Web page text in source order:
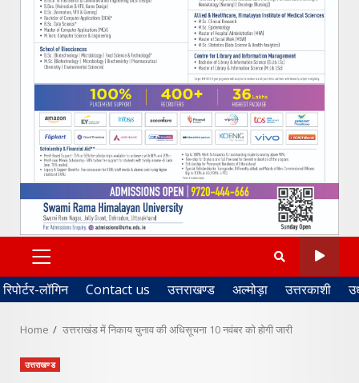
PRIMARY
MENU
रिपोर्टर-लॉगिन Contact us उत्तराखण्ड अल्मोड़ा उत्तरकाशी
Home उत्तराखंड में निकाय चुनाव की अधिसूचना 10 नवंबर को होगी जारी
उत्तराखण्ड